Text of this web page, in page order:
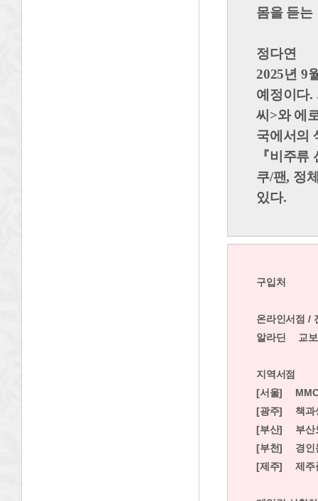
몸을 듣는
정다연
2025년 9
예정이다
씨>와 에
국에서의
『비주류
쿠/팬, 정
있다.
구입처
온라인서점 /
알라딘
교
지역서점
[서울]
[광주] 책과
[부산] 부산
[부천] 경인
[제주] 제주